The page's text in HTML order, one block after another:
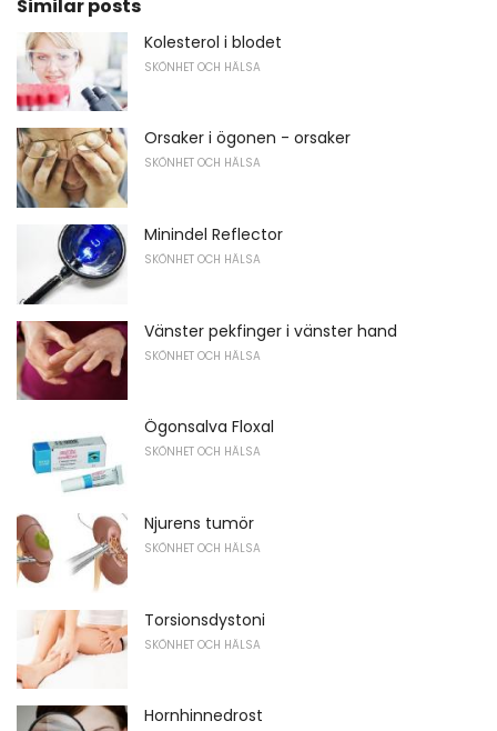
Similar posts
Kolesterol i blodet
SKÖNHET OCH HÄLSA
Orsaker i ögonen - orsaker
SKÖNHET OCH HÄLSA
Minindel Reflector
SKÖNHET OCH HÄLSA
Vänster pekfinger i vänster hand
SKÖNHET OCH HÄLSA
Ögonsalva Floxal
SKÖNHET OCH HÄLSA
Njurens tumör
SKÖNHET OCH HÄLSA
Torsionsdystoni
SKÖNHET OCH HÄLSA
Hornhinnedrost